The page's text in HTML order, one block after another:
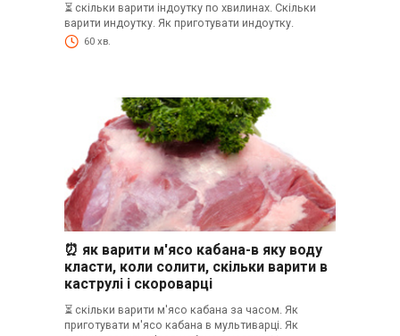
⏳ скільки варити індоутку по хвилинах. Скільки
варити индоутку. Як приготувати индоутку.
60 хв.
⏰ як варити м'ясо кабана-в яку воду
класти, коли солити, скільки варити в
каструлі і скороварці
⏳ скільки варити м'ясо кабана за часом. Як
приготувати м'ясо кабана в мультиварці. Як